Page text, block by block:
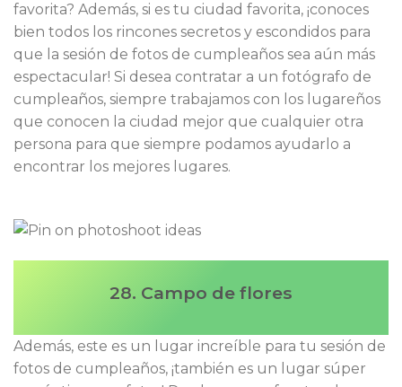
favorita? Además, si es tu ciudad favorita, ¡conoces
bien todos los rincones secretos y escondidos para
que la sesión de fotos de cumpleaños sea aún más
espectacular! Si desea contratar a un fotógrafo de
cumpleaños, siempre trabajamos con los lugareños
que conocen la ciudad mejor que cualquier otra
persona para que siempre podamos ayudarlo a
encontrar los mejores lugares.
28. Campo de flores
Además, este es un lugar increíble para tu sesión de
fotos de cumpleaños, ¡también es un lugar súper